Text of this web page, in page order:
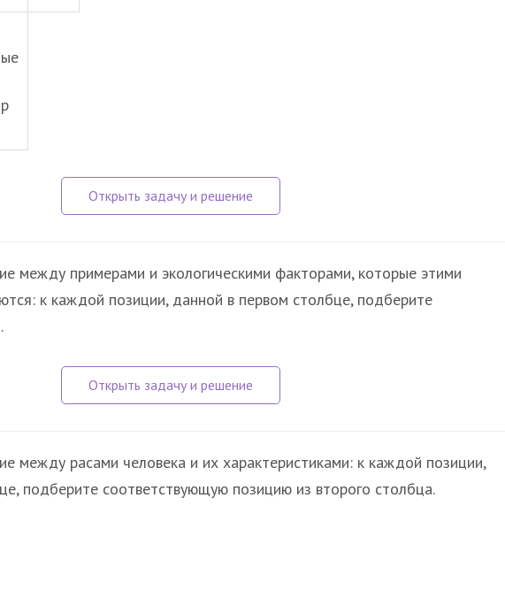
между примерами и экологическими факторами, которые этими
к каждой позиции, данной в первом столбце, подберите
между расами человека и их характеристиками: к каждой позиции,
подберите соответствующую позицию из второго столбца.